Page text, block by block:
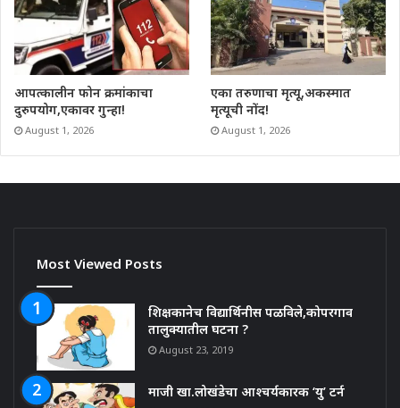
आपत्कालीन फोन क्रमांकाचा
दुरुपयोग,एकावर गुन्हा!
August 1, 2026
एका तरुणाचा मृत्यू,अकस्मात
मृत्यूची नोंद!
August 1, 2026
Most Viewed Posts
शिक्षकानेच विद्यार्थिनीस पळविले,कोपरगाव
तालुक्यातील घटना ?
August 23, 2019
माजी खा.लोखंडेचा आश्चर्यकारक ‘यु’ टर्न